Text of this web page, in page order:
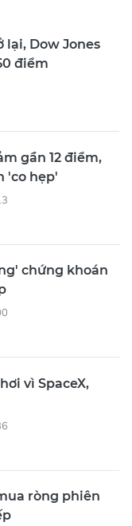
lại, Dow Jones
điểm
gần 12 điểm,
'co hẹp'
chứng khoán
vì SpaceX,
ròng phiên